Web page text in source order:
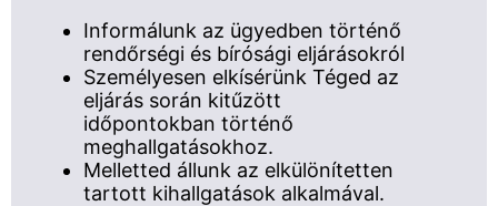
Informálunk az ügyedben történő
rendőrségi és bírósági eljárásokról
Személyesen elkísérünk Téged az
eljárás során kitűzött
időpontokban történő
meghallgatásokhoz.
Melletted állunk az elkülönítetten
tartott kihallgatások alkalmával.